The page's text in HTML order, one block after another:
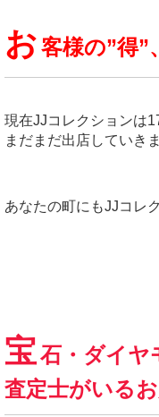
お客様の”得”
現在JJコレクションは
まだまだ出店していき
あなたの町にもJJコレ
宝石・ダイヤ
査定士がいる